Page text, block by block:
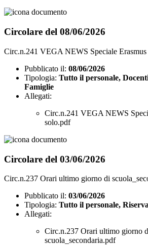
Circolare del 08/06/2026
Circ.n.241 VEGA NEWS Speciale Erasmus
Pubblicato il: 08/06/2026
Tipologia: Tutto il personale,
Famiglie
Allegati:
Circ.n.241 VEGA NEWS
solo.pdf
Circolare del 03/06/2026
Circ.n.237 Orari ultimo giorno di
Pubblicato il: 03/06/2026
Tipologia: Tutto il personale,
Allegati:
Circ.n.237 Orari ultimo giorno
scuola_secondaria.pdf